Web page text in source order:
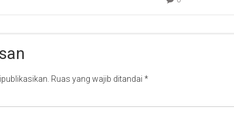
Ruas yang wajib ditandai *